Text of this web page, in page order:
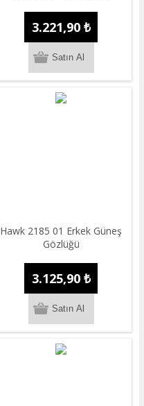
3.221,90 ₺
Hawk 2185 01 Erkek Güneş
Gözlüğü
3.125,90 ₺